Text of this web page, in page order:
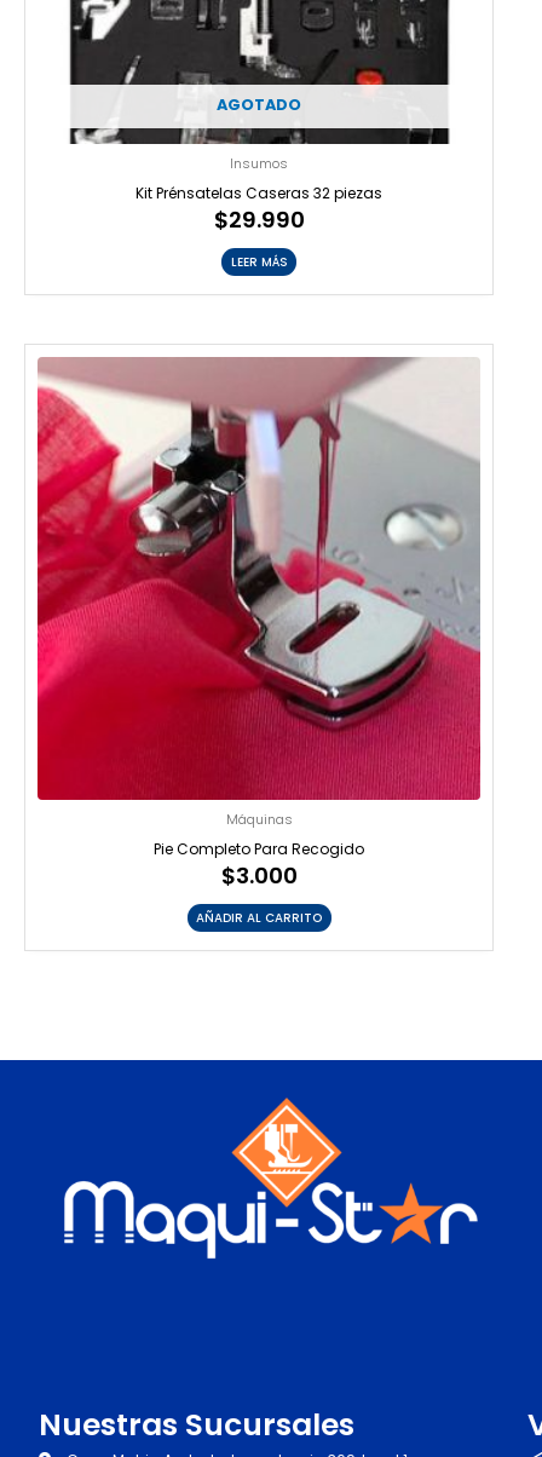
AGOTADO
Insumos
Kit Prénsatelas Caseras 32 piezas
$29.990
LEER MÁS
Máquinas
Pie Completo Para Recogido
$3.000
AÑADIR AL CARRITO
Nuestras Sucursales